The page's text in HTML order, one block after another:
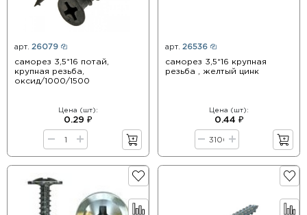
арт. 26079
саморез 3,5*16 потай,
крупная резьба,
оксид/1000/1500
Цена (шт):
0.29 ₽
арт. 26536
саморез 3,5*16 крупная
резьба , желтый цинк
Цена (шт):
0.44 ₽